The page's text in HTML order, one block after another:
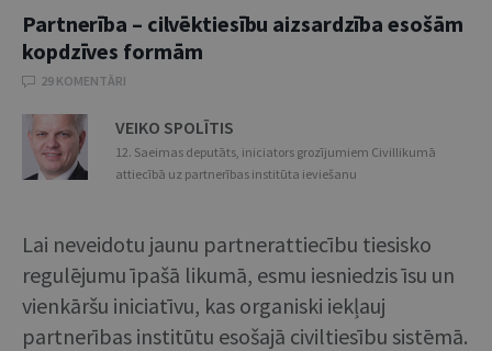
Partnerība – cilvēktiesību aizsardzība esošām
kopdzīves formām
29 KOMENTĀRI
VEIKO SPOLĪTIS
12. Saeimas deputāts, iniciators grozījumiem Civillikumā
attiecībā uz partnerības institūta ieviešanu
Lai neveidotu jaunu partnerattiecību tiesisko
regulējumu īpašā likumā, esmu iesniedzis īsu un
vienkāršu iniciatīvu, kas organiski iekļauj
partnerības institūtu esošajā civiltiesību sistēmā.